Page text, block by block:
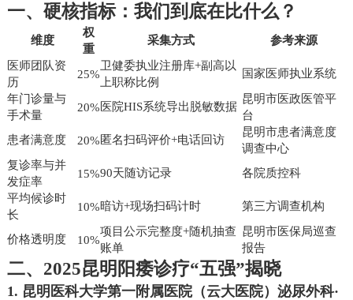
一、硬核指标：我们到底在比什么？
维度
权
重
采集方式
参考来源
医师团队资
历
25%
卫健委执业注册库+副高以
上职称比例
国家医师执业系统
年门诊量与
手术量
20%医院HIS系统导出脱敏数据
昆明市医政医管平
台
患者满意度
20%匿名扫码评价+电话回访
昆明市患者满意度
调查中心
复诊率与并
发症率
15%90天随访记录
各院质控科
平均候诊时
长
10%暗访+现场扫码计时 第三方调查机构
价格透明度 10%
项目公示完整度+随机抽查
账单
昆明市医保局巡查
报告
二、2025昆明阳痿诊疗“五强”揭晓
1. 昆明医科大学第一附属医院（云大医院）泌尿外科·